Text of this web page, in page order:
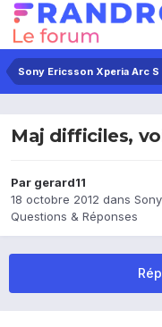
Maj difficiles,
Par gerard11
18 octobre 2012 dans
Questions & Réponses